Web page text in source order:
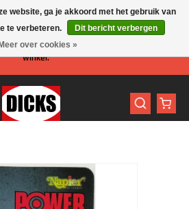
is er minder personeel aanwezig in de
winkel.
website, ga je akkoord met het gebruik van
te verbeteren.
Dit bericht verbergen
Meer over cookies »